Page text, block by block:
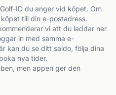
ID du anger vid köpet. Om
till din e-postadress.
vi att du laddar ner
in med samma e-
kan du se ditt saldo, följa dina
nya tider.
men appen ger den